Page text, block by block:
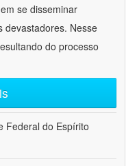
se disseminar
devastadores. Nesse
do processo
Federal do Espírito